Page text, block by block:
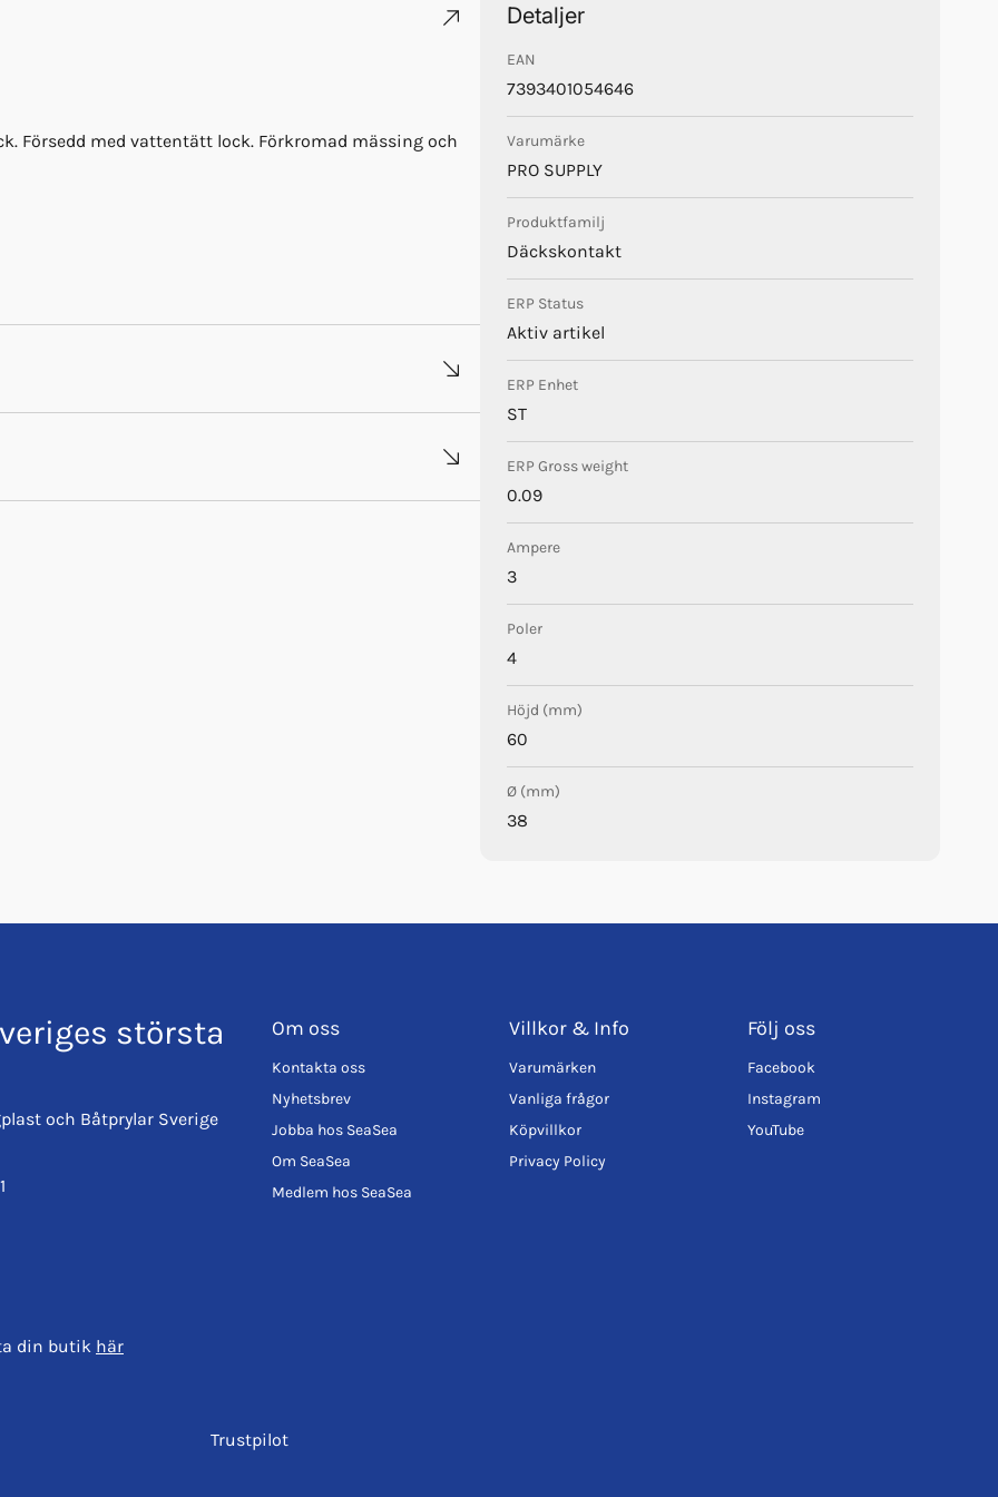
Försedd med vattentätt lock. Förkromad mässing och
Detaljer
EAN
7393401054646
Varumärke
PRO SUPPLY
Produktfamilj
Däckskontakt
ERP Status
Aktiv artikel
ERP Enhet
ST
ERP Gross weight
0.09
Ampere
3
Poler
4
Höjd (mm)
60
Ø (mm)
38
största
och Båtprylar Sverige
din butik här
Om oss
Kontakta oss
Nyhetsbrev
Jobba hos SeaSea
Om SeaSea
Medlem hos SeaSea
Villkor & Info
Varumärken
Vanliga frågor
Köpvillkor
Privacy Policy
Följ oss
Facebook
Instagram
YouTube
Trustpilot